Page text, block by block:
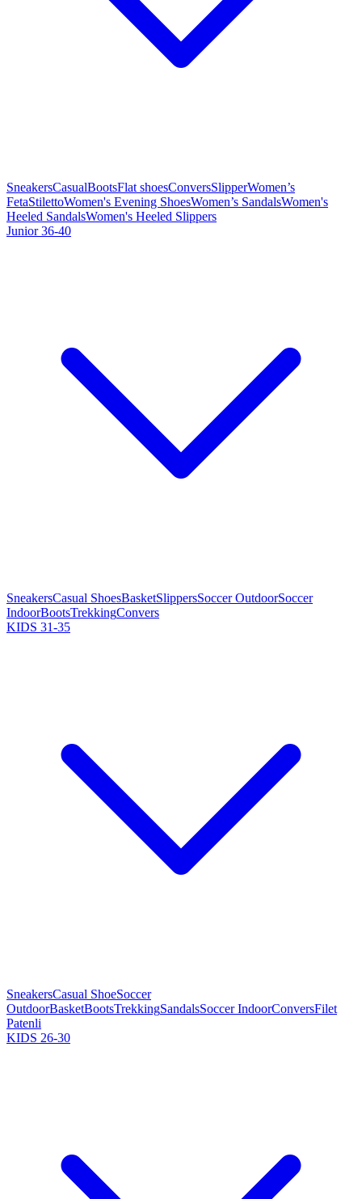
SneakersCasualBootsFlat shoesConversSlipperWomen’s
FetaStilettoWomen's Evening ShoesWomen’s SandalsWomen's
Heeled SandalsWomen's Heeled Slippers
Junior 36-40
SneakersCasual ShoesBasketSlippersSoccer OutdoorSoccer
IndoorBootsTrekkingConvers
KIDS 31-35
SneakersCasual ShoeSoccer
OutdoorBasketBootsTrekkingSandalsSoccer IndoorConversFilet
Patenli
KIDS 26-30